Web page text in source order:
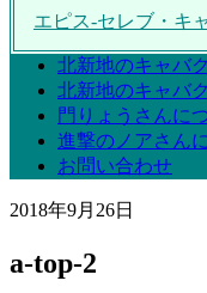
エピス-セレブ・キ
北新地のキャバ
北新地のキャバ
門りょうさんに
進撃のノアさん
お問い合わせ
2018年9月26日
a-top-2